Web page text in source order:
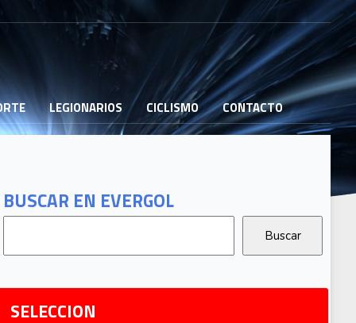
LEGIONARIOS CICLISMO CONTACTO
BUSCAR EN EVERGOL
SELECCION